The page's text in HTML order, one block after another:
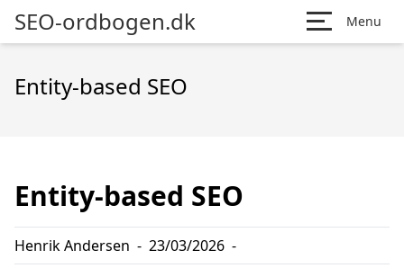
SEO-ordbogen.dk Menu
Entity-based SEO
Entity-based SEO
Henrik Andersen - 23/03/2026 -